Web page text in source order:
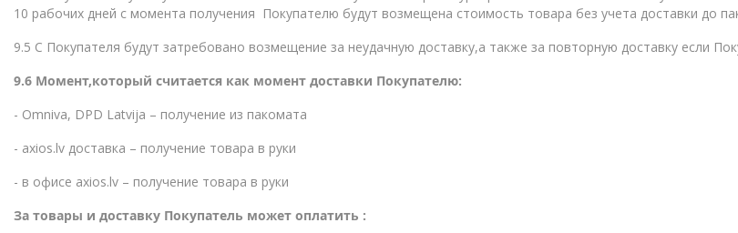
10 рабочих дней с момента получения Покупателю будут возмещена стоимость товара без учета доставки до
9.5 С Покупателя будут затребовано возмещение за неудачную доставку,а также за повторную доставку если
9.6 Момент,который считается как момент доставки Покупателю:
- Omniva, DPD Latvija – получение из пакомата
- axios.lv доставка – получение товара в руки
- в офисе axios.lv – получение товара в руки
За товары и доставку Покупатель может оплатить :